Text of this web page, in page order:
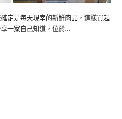
定是每天現宰的新鮮肉品，這樣買起
一家自己知道，位於…